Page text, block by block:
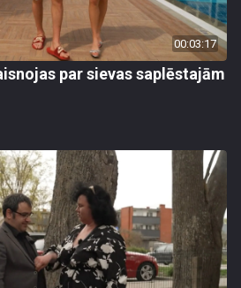
00:03:17
par sievas saplēstajām